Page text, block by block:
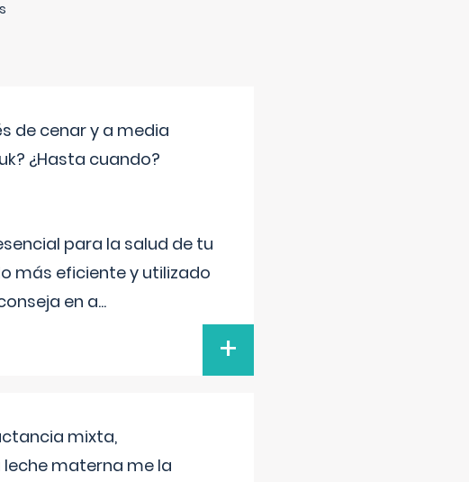
de cenar y a media
¿Hasta cuando?
para la salud de tu
más eficiente y utilizado
en a...
+
mixta,
leche materna me la